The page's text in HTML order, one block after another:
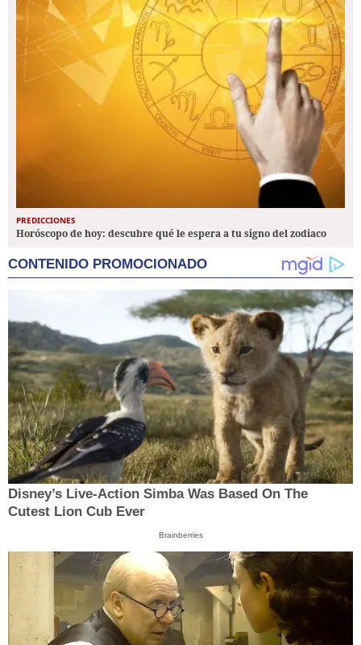
PREDICCIONES
Horóscopo de hoy: descubre qué le espera a tu signo del zodiaco
CONTENIDO PROMOCIONADO
Disney’s Live-Action Simba Was Based On The
Cutest Lion Cub Ever
Brainberries